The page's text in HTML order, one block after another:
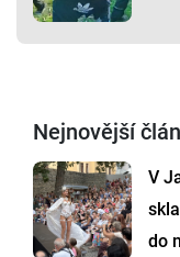
Nejnovější
V
do